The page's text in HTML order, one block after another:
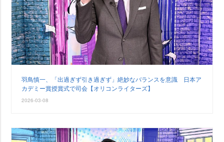
羽鳥慎一、「出過ぎず引き過ぎず」絶妙なバランスを意識 日本ア
カデミー賞授賞式で司会【オリコンライターズ】
2026-03-08